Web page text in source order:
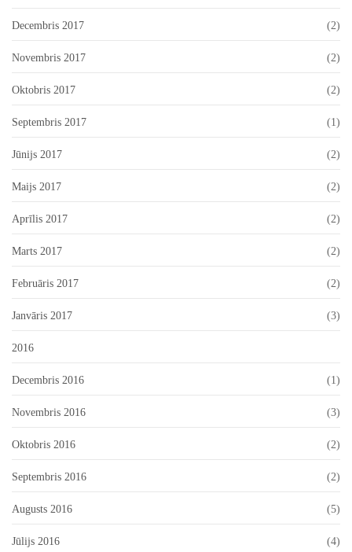
Decembris 2017 (2)
Novembris 2017 (2)
Oktobris 2017 (2)
Septembris 2017 (1)
Jūnijs 2017 (2)
Maijs 2017 (2)
Aprīlis 2017 (2)
Marts 2017 (2)
Februāris 2017 (2)
Janvāris 2017 (3)
2016
Decembris 2016 (1)
Novembris 2016 (3)
Oktobris 2016 (2)
Septembris 2016 (2)
Augusts 2016 (5)
Jūlijs 2016 (4)